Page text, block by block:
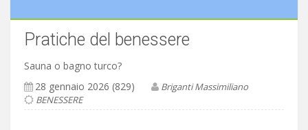
Pratiche del benessere
Sauna o bagno turco?
28 gennaio 2026 (829)
Briganti Massimiliano
BENESSERE